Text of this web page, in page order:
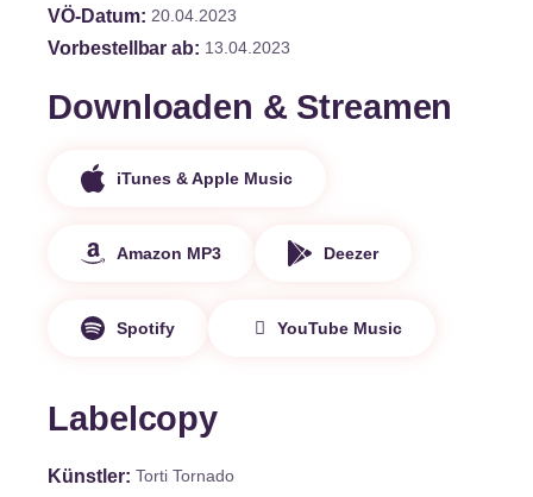
VÖ-Datum 20.04.2023
Vorbestellbar ab 13.04.2023
Downloaden & Streamen
iTunes & Apple Music
Amazon MP3 Deezer
Spotify YouTube Music
Labelcopy
Künstler Torti Tornado